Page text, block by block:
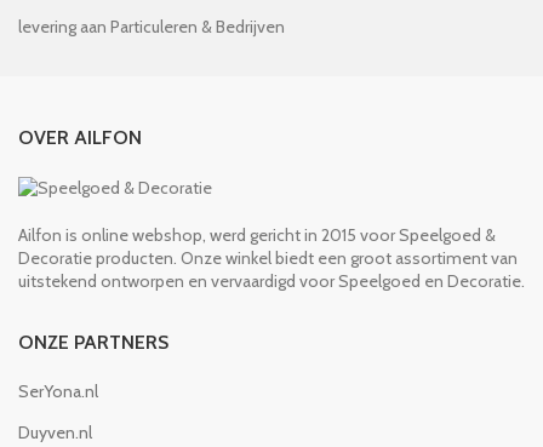
levering aan Particuleren & Bedrijven
OVER AILFON
Ailfon is online webshop, werd gericht in 2015 voor Speelgoed &
Decoratie producten. Onze winkel biedt een groot assortiment van
uitstekend ontworpen en vervaardigd voor Speelgoed en Decoratie.
ONZE PARTNERS
SerYona.nl
Duyven.nl